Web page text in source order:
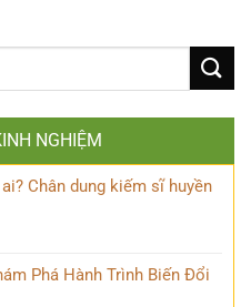
NGHIỆM
Chân dung kiếm sĩ huyền
Phá Hành Trình Biến Đổi